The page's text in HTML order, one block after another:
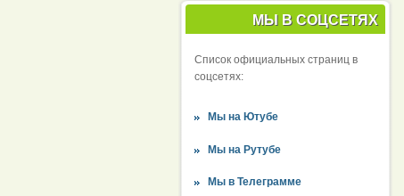
МЫ В СОЦСЕТЯХ
Список официальных страниц в
соцсетях:
Мы на Ютубе
Мы на Рутубе
Мы в Телеграмме